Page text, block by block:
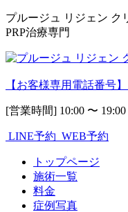
プルージュ リジェン ク
PRP治療専門
【お客様専用電話番号】
[営業時間] 10:00 〜
LINE予約 WEB予約
トップページ
施術一覧
料金
症例写真